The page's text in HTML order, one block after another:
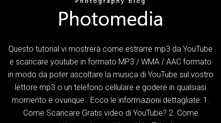
Questo tutorial vi mostrerà come estrarre mp3 da YouTube
e scaricare youtube in formato MP3 / WMA / AAC formato
in modo da poter ascoltare la musica di YouTube sul vostro
lettore mp3 o un telefono cellulare e godere in qualsiasi
momento e ovunque.. Ecco le informazioni dettagliate: 1.
Come Scaricare Gratis video di YouTube? 2. Come